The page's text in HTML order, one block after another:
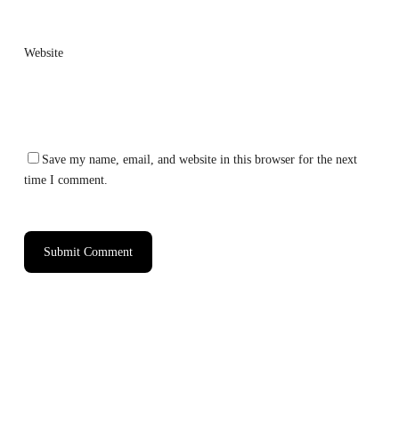
Website
Save my name, email, and website in this browser for the next
time I comment.